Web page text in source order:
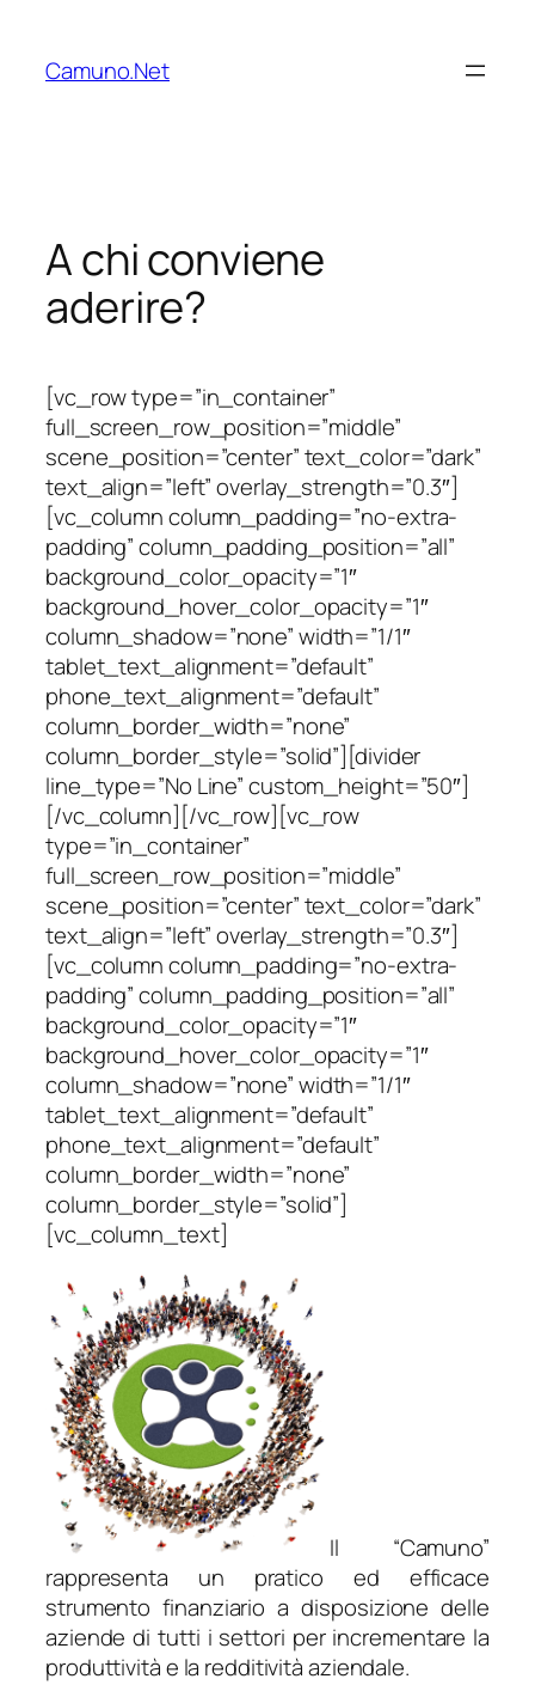
contenuto
Camuno.Net
A chi conviene
aderire?
[vc_row type=”in_container”
full_screen_row_position=”middle”
scene_position=”center” text_color=”dark”
text_align=”left” overlay_strength=”0.3″]
[vc_column column_padding=”no-extra-
padding” column_padding_position=”all”
background_color_opacity=”1″
background_hover_color_opacity=”1″
column_shadow=”none” width=”1/1″
tablet_text_alignment=”default”
phone_text_alignment=”default”
column_border_width=”none”
column_border_style=”solid”][divider
line_type=”No Line” custom_height=”50″]
[/vc_column][/vc_row][vc_row
type=”in_container”
full_screen_row_position=”middle”
scene_position=”center” text_color=”dark”
text_align=”left” overlay_strength=”0.3″]
[vc_column column_padding=”no-extra-
padding” column_padding_position=”all”
background_color_opacity=”1″
background_hover_color_opacity=”1″
column_shadow=”none” width=”1/1″
tablet_text_alignment=”default”
phone_text_alignment=”default”
column_border_width=”none”
column_border_style=”solid”]
[vc_column_text]
Il “Camuno”
rappresenta un pratico ed efficace
strumento finanziario a disposizione delle
aziende di tutti i settori per incrementare la
produttività e la redditività aziendale.